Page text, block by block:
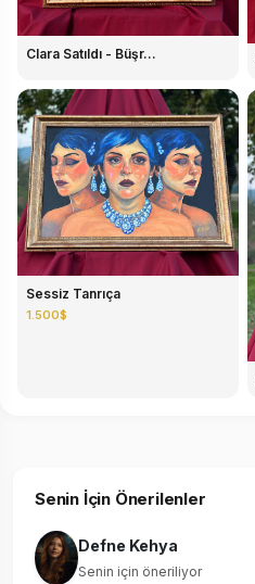
Clara Satıldı - Büşr...
Sessiz Tanrıça
1.500$
Senin İçin Önerilenler
Defne Kehya
Senin için öneriliyor